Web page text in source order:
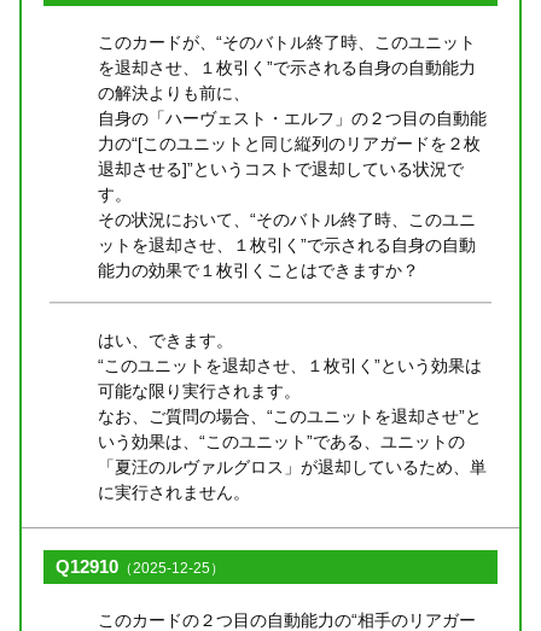
このカードが、“そのバトル終了時、このユニット
を退却させ、１枚引く”で示される自身の自動能力
の解決よりも前に、
自身の「ハーヴェスト・エルフ」の２つ目の自動能
力の“[このユニットと同じ縦列のリアガードを２枚
退却させる]”というコストで退却している状況で
す。
その状況において、“そのバトル終了時、このユニ
ットを退却させ、１枚引く”で示される自身の自動
能力の効果で１枚引くことはできますか？
はい、できます。
“このユニットを退却させ、１枚引く”という効果は
可能な限り実行されます。
なお、ご質問の場合、“このユニットを退却させ”と
いう効果は、“このユニット”である、ユニットの
「夏汪のルヴァルグロス」が退却しているため、単
に実行されません。
Q12910 （2025-12-25）
このカードの２つ目の自動能力の“相手のリアガー